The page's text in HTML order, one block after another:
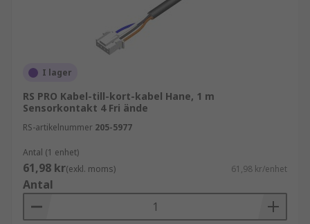
Vanliga användningsområden
Kretskortskablar används i många typer av
elektroniska och industriella installationer,
exempelvis:
Industriella styrsystem
Telekommunikation
Dator- och serverlösningar
Test- och mätsystem
I lager
RS PRO Kabel-till-kort-kabel Hane, 1 m
Sensorkontakt 4 Fri ände
RS-artikelnummer 205-5977
Antal (1 enhet)
61,98 kr(exkl. moms) 61,98 kr/enhet
Antal